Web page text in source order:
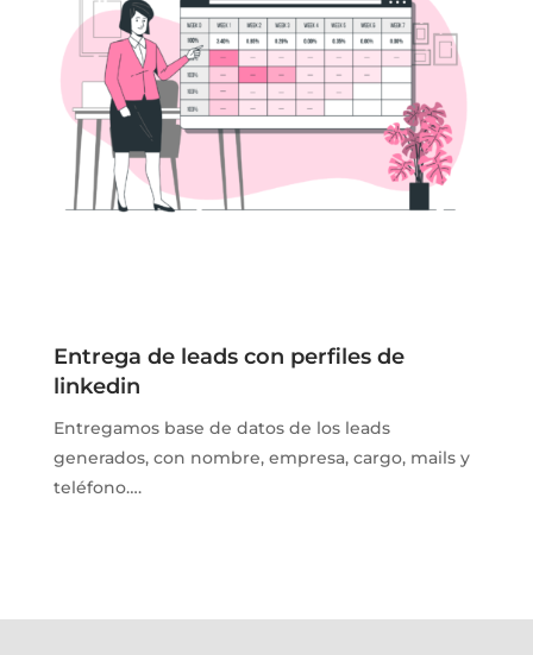
Entrega de leads con perfiles de
linkedin
Entregamos base de datos de los leads
generados, con nombre, empresa, cargo, mails y
teléfono….